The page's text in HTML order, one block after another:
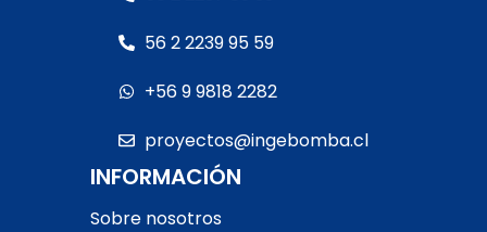
disponibles.56 2 2239 95 59
+56 9 9818 2282
proyectos@ingebomba.cl
INFORMACIÓN
Sobre nosotros